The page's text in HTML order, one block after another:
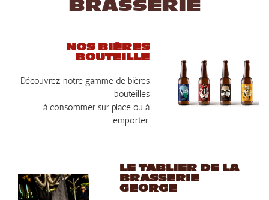
BRASSERIE
NOS BIÈRES
BOUTEILLE
Découvrez notre gamme de bières
bouteilles
à consommer sur place ou à
emporter.
LE TABLIER DE LA
BRASSERIE
GEORGE